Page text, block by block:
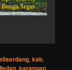
,kab,
,karangan